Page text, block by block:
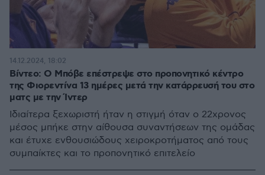
Βίντεο: Ο Μπόβε επέστρεψε στο προπονητικό κέντρο
της Φιορεντίνα 13 ημέρες μετά την κατάρρευσή του στο
ματς με την Ίντερ
Ιδιαίτερα ξεχωριστή ήταν η στιγμή όταν ο 22χρονος
μέσος μπήκε στην αίθουσα συναντήσεων της ομάδας
και έτυχε ενθουσιώδους χειροκροτήματος από τους
συμπαίκτες και το προπονητικό επιτελείο
14.12.2024, 18:02